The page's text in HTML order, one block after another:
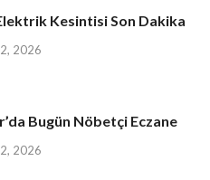
Kesintisi Son Dakika
2026
Bugün Nöbetçi Eczane
2026